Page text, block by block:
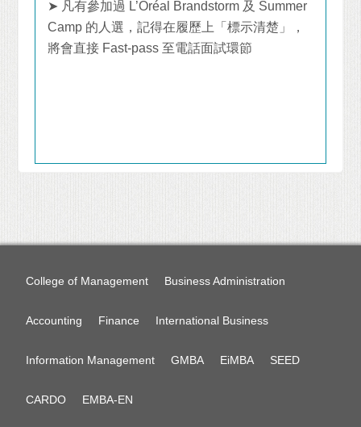
➤ 凡有參加過 L’Oréal Brandstorm 及 Summer
Camp 的人選，記得在履歷上「標示清楚」，
將會直接 Fast-pass至電話面試環節
College of Management Business Administration
Accounting Finance International Business
Information Management GMBA EiMBA SEED
CARDO EMBA-EN